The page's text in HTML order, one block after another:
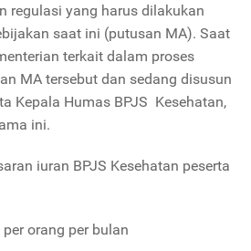
regulasi yang harus dilakukan
saat ini (putusan MA). Saat
terkait dalam proses
MA tersebut dan sedang disusun
Kepala Humas BPJS Kesehatan,
ini.
iuran BPJS Kesehatan peserta
orang per bulan